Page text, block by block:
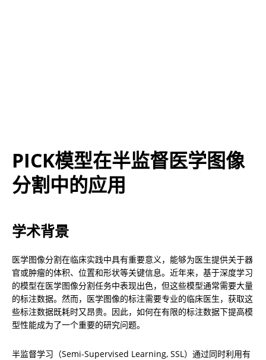
PICK模型在半监督医学图像
分割中的应用
学术背景
医学图像分割在临床实践中具有重要意义，能够为医生提供关于器
官或肿瘤的体积、位置和形状等关键信息。近年来，基于深度学习
的模型在医学图像分割任务中表现出色，但这些模型通常需要大量
的标注数据。然而，医学图像的标注需要专业的临床医生，获取这
些标注数据既耗时又昂贵。因此，如何在有限的标注数据下提高模
型性能成为了一个重要的研究问题。
半监督学习（Semi-Supervised Learning, SSL）通过同时利用有